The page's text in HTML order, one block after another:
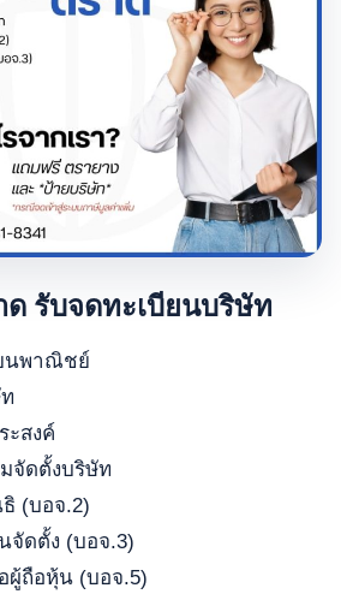
รับจดทะเบียนบริษัท
นพาณิชย์
ะสงค์
จัดตั้งบริษัท
(บอจ.2)
จัดตั้ง (บอจ.3)
ผู้ถือหุ้น (บอจ.5)